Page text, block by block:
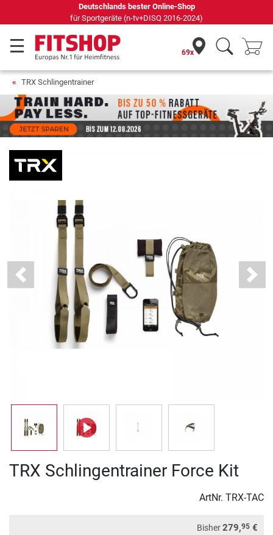
69 Fachmärkte vor Ort mit 75 eigenen Servicetechnikern
69x
TRX Schlingentrainer
Previous Next
TRX Schlingentrainer Force Kit
ArtNr. TRX-TAC
Bisher279,95 €